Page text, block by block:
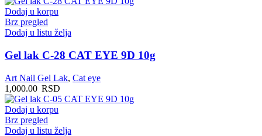
Dodaj u korpu
Brz pregled
Dodaj u listu želja
Gel lak C-28 CAT EYE 9D 10g
Art Nail Gel Lak, Cat eye
1,000.00 RSD
Dodaj u korpu
Brz pregled
Dodaj u listu želja